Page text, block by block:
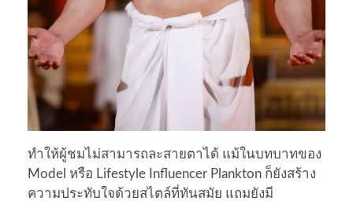
ทำให้ผู้ชมไม่สามารถละสายตาได้ แม้ในบทบาทของ
Model หรือ Lifestyle Influencer Plankton ก็ยังสร้าง
ความประทับใจด้วยสไตล์ที่ทันสมัย แถมยังมี